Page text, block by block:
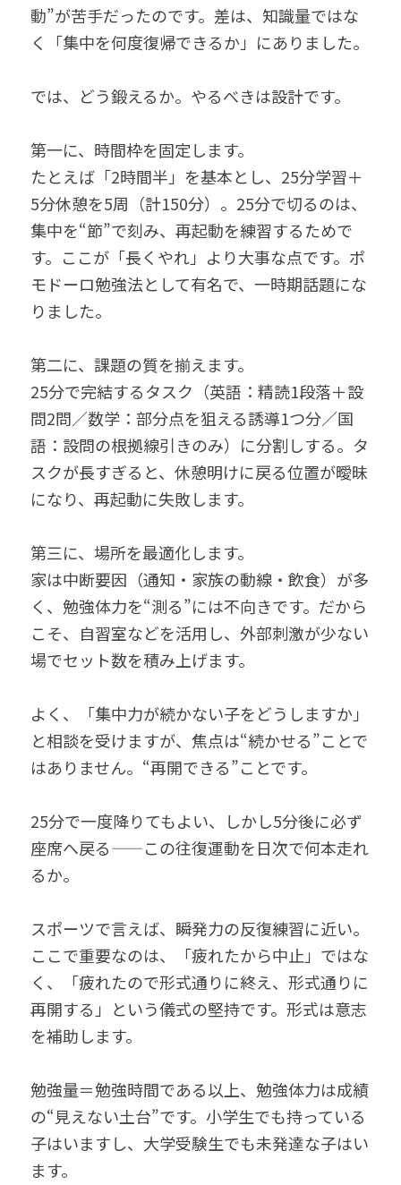
動”が苦手だったのです。差は、知識量ではな
く「集中を何度復帰できるか」にありました。
では、どう鍛えるか。やるべきは設計です。
第一に、時間枠を固定します。
たとえば「2時間半」を基本とし、25分学習＋
5分休憩を5周（計150分）。25分で切るのは、
集中を“節”で刻み、再起動を練習するためで
す。ここが「長くやれ」より大事な点です。ポ
モドーロ勉強法として有名で、一時期話題にな
りました。
第二に、課題の質を揃えます。
25分で完結するタスク（英語：精読1段落＋設
問2問／数学：部分点を狙える誘導1つ分／国
語：設問の根拠線引きのみ）に分割しする。タ
スクが長すぎると、休憩明けに戻る位置が曖昧
になり、再起動に失敗します。
第三に、場所を最適化します。
家は中断要因（通知・家族の動線・飲食）が多
く、勉強体力を“測る”には不向きです。だから
こそ、自習室などを活用し、外部刺激が少ない
場でセット数を積み上げます。
よく、「集中力が続かない子をどうしますか」
と相談を受けますが、焦点は“続かせる”ことで
はありません。“再開できる”ことです。
25分で一度降りてもよい、しかし5分後に必ず
座席へ戻る——この往復運動を日次で何本走れ
るか。
スポーツで言えば、瞬発力の反復練習に近い。
ここで重要なのは、「疲れたから中止」ではな
く、「疲れたので形式通りに終え、形式通りに
再開する」という儀式の堅持です。形式は意志
を補助します。
勉強量＝勉強時間である以上、勉強体力は成績
の“見えない土台”です。小学生でも持っている
子はいますし、大学受験生でも未発達な子はい
ます。